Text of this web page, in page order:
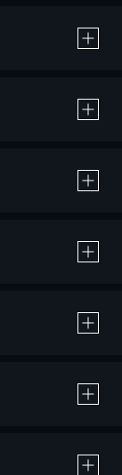
購入 / レンタルです。
ポイント還元です。